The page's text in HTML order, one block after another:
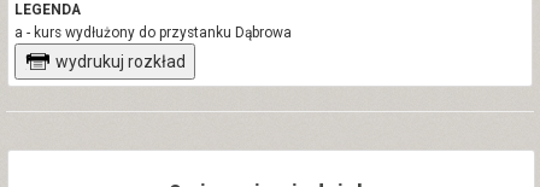
LEGENDA
a - kurs wydłużony do przystanku Dąbrowa
wydrukuj rozkład